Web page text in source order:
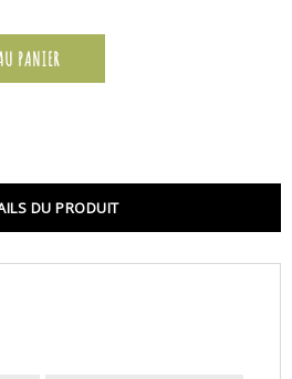
PANIER
DU PRODUIT